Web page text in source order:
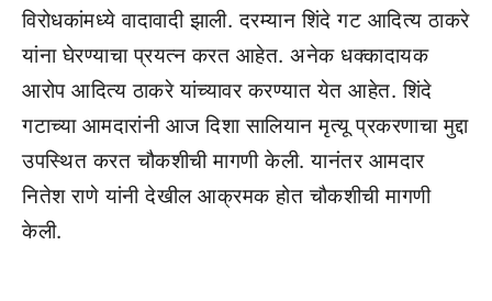
विरोधकांमध्ये वादावादी झाली. दरम्यान शिंदे गट आदित्य ठाकरे
यांना घेरण्याचा प्रयत्न करत आहेत. अनेक धक्कादायक
आरोप आदित्य ठाकरे यांच्यावर करण्यात येत आहेत. शिंदे
गटाच्या आमदारांनी आज दिशा सालियान मृत्यू प्रकरणाचा मुद्दा
उपस्थित करत चौकशीची मागणी केली. यानंतर आमदार
नितेश राणे यांनी देखील आक्रमक होत चौकशीची मागणी
केली.